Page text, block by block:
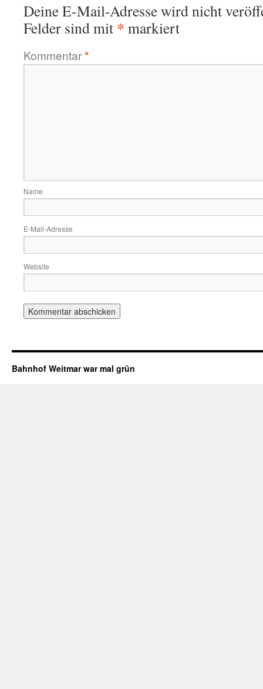
Deine E-Mail-Adresse wird nicht
Felder sind mit * markiert
Kommentar*
Name
E-Mail-Adresse
Website
Bahnhof Weitmar war mal grün